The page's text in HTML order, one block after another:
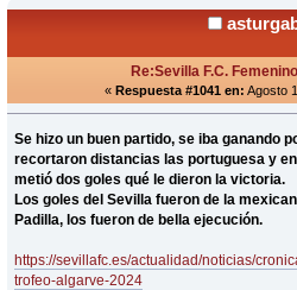
Re:Sevilla F.C.
« Respuesta #1041 en: Agosto
Se hizo un buen partido, se iba ganando
recortaron distancias las portuguesa y
metió dos goles qué le dieron la victoria.
Los goles del Sevilla fueron de la
Padilla, los fueron de bella ejecución.
https://sevillafc.es/actualidad/noticias/
trofeo-algarve-2024